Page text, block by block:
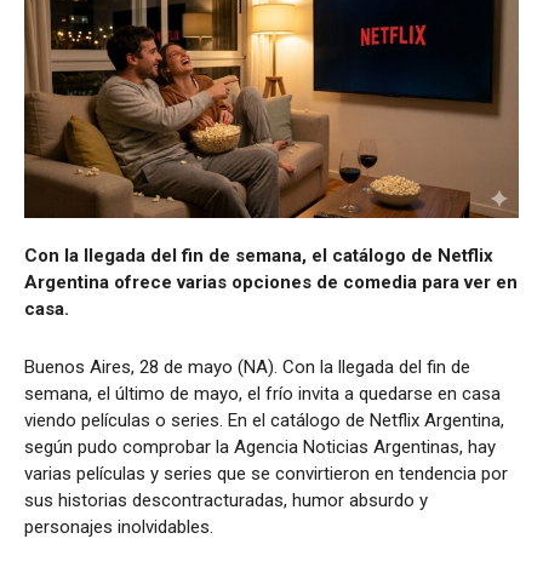
Con la llegada del fin de semana, el catálogo de Netflix
Argentina ofrece varias opciones de comedia para ver en
casa.
Buenos Aires, 28 de mayo (NA). Con la llegada del fin de
semana, el último de mayo, el frío invita a quedarse en casa
viendo películas o series. En el catálogo de Netflix Argentina,
según pudo comprobar la Agencia Noticias Argentinas, hay
varias películas y series que se convirtieron en tendencia por
sus historias descontracturadas, humor absurdo y
personajes inolvidables.